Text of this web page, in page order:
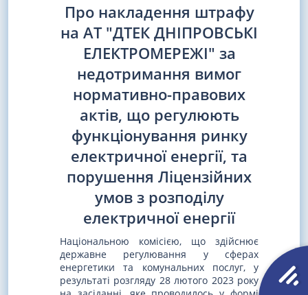
Про накладення штрафу
на АТ "ДТЕК ДНІПРОВСЬКІ
ЕЛЕКТРОМЕРЕЖІ" за
недотримання вимог
нормативно-правових
актів, що регулюють
функціонування ринку
електричної енергії, та
порушення Ліцензійних
умов з розподілу
електричної енергії
Національною комісією, що здійснює
державне регулювання у сферах
енергетики та комунальних послуг, у
результаті розгляду 28 лютого 2023 року